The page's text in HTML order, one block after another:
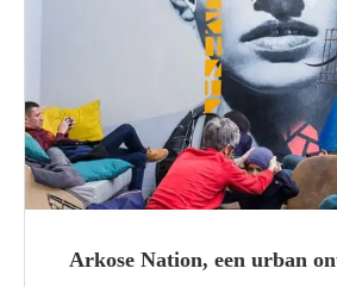
Arkose Nation, een urban